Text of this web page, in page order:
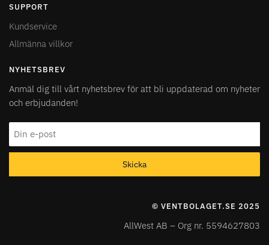
SUPPORT
Kundservice
Allmänna villkor
NYHETSBREV
Anmäl dig till vårt nyhetsbrev för att bli uppdaterad om nyheter
och erbjudanden!
Skicka
© VENTBOLAGET.SE 2025
AllWest AB – Org nr. 5594627803